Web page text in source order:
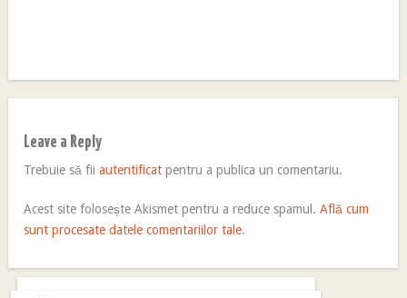
Leave a Reply
Trebuie să fiiautentificat pentru a publica un comentariu.
Acest site folosește Akismet pentru a reduce spamul.Află cum
sunt procesate datele comentariilor tale.